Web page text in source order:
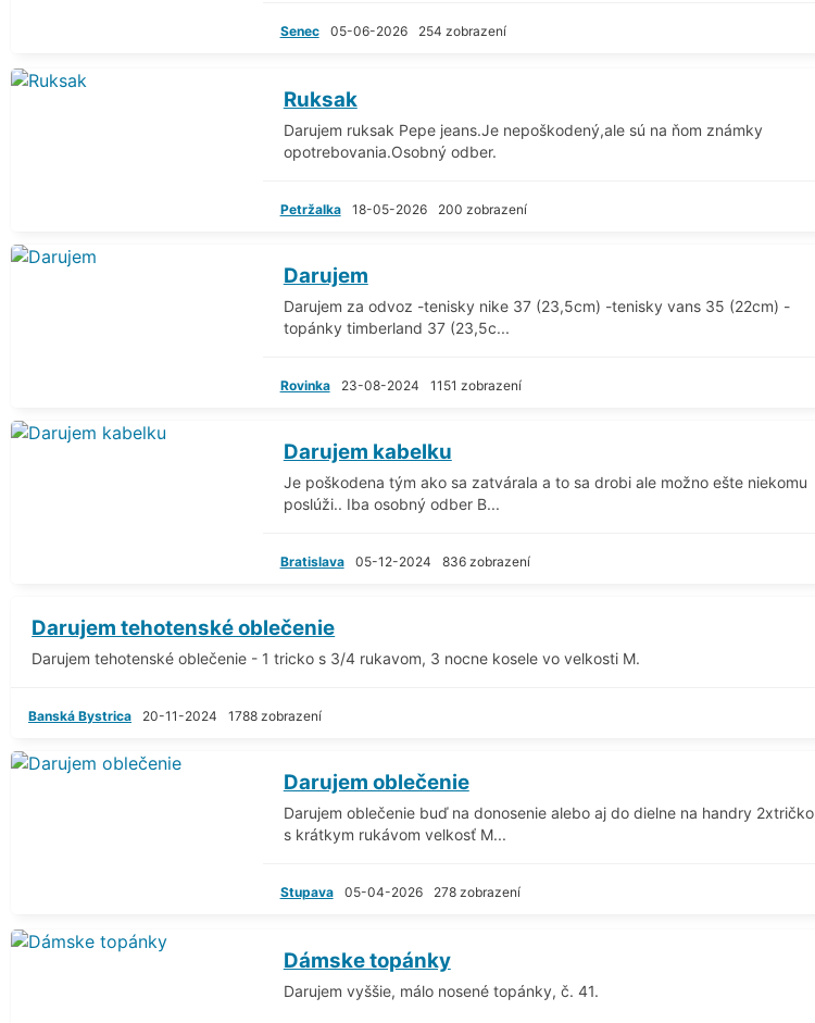
Senec 05-06-2026 254 zobrazení
Ruksak
Darujem ruksak Pepe jeans.Je nepoškodený,ale sú na ňom známky
opotrebovania.Osobný odber.
Petržalka 18-05-2026 200 zobrazení
Darujem
Darujem za odvoz -tenisky nike 37 (23,5cm) -tenisky vans 35 (22cm) -
topánky timberland 37 (23,5c...
Rovinka 23-08-2024 1151 zobrazení
Darujem kabelku
Je poškodena tým ako sa zatvárala a to sa drobi ale možno ešte niekomu
poslúži.. Iba osobný odber B...
Bratislava 05-12-2024 836 zobrazení
Darujem tehotenské oblečenie
Darujem tehotenské oblečenie - 1 tricko s 3/4 rukavom, 3 nocne kosele vo velkosti M.
Banská Bystrica 20-11-2024 1788 zobrazení
Darujem oblečenie
Darujem oblečenie buď na donosenie alebo aj do dielne na handry 2xtričko
s krátkym rukávom velkosť M...
Stupava 05-04-2026 278 zobrazení
Dámske topánky
Darujem vyššie, málo nosené topánky, č. 41.